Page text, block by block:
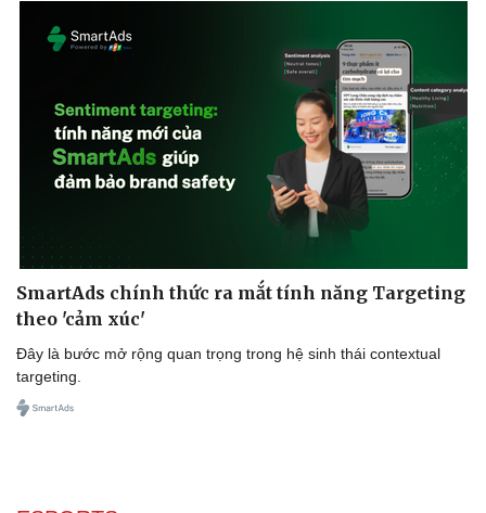
Dinh dưỡng - món ngon
Cây thuốc
Sản phụ khoa
Nhi khoa
Nam khoa
Ăn sạch sống khỏe
Đời sống
Nhà đẹp
Blog
Tình yêu - Gia đình
SmartAds chính thức ra mắt tính năng Targeting
theo 'cảm xúc'
Đây là bước mở rộng quan trọng trong hệ sinh thái contextual
targeting.